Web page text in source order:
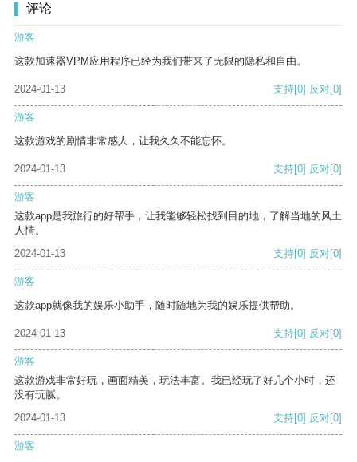
评论
游客
这款加速器VPM应用程序已经为我们带来了无限的隐私和自由。
2024-01-13 支持[0] 反对[0]
游客
这款游戏的剧情非常感人，让我久久不能忘怀。
2024-01-13 支持[0] 反对[0]
游客
这款app是我旅行的好帮手，让我能够轻松找到目的地，了解当地的风土
人情。
2024-01-13
支持[0] 反对[0]
游客
这款app就像我的娱乐小助手，随时随地为我的娱乐提供帮助。
2024-01-13 支持[0] 反对[0]
游客
这款游戏非常好玩，画面精美，玩法丰富。我已经玩了好几个小时，还
没有玩腻。
2024-01-13
支持[0] 反对[0]
游客